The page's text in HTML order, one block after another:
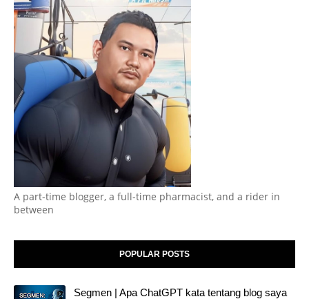
A part-time blogger, a full-time pharmacist, and a rider in
between
POPULAR POSTS
Segmen | Apa ChatGPT kata tentang blog saya